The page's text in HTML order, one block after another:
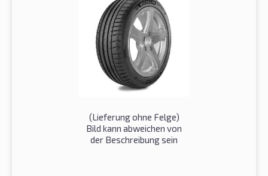
(Lieferung ohne Felge)
Bild kann abweichen von
der Beschreibung sein